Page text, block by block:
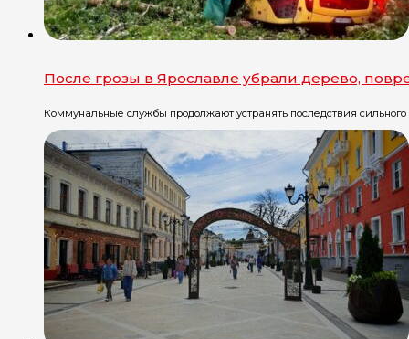
После грозы в Ярославле убрали дерево,
Коммунальные службы продолжают устранять последствия